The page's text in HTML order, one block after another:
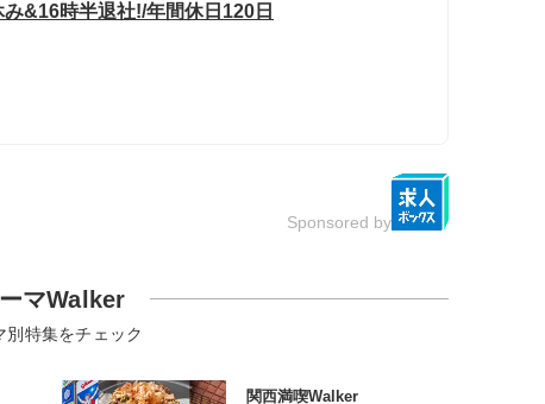
&16時半退社!/年間休日120日
Sponsored by
マWalker
別特集をチェック
関西満喫Walker